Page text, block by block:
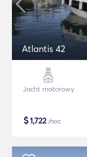
Atlantis 42
Jacht motorowy
$1,722/noc